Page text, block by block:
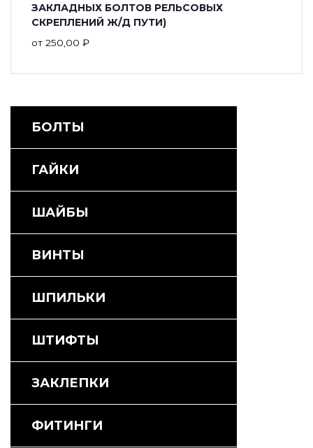
ЗАКЛАДНЫХ БОЛТОВ РЕЛЬСОВЫХ
СКРЕПЛЕНИЙ Ж/Д ПУТИ)
от 250,00 ₽
БОЛТЫ
ГАЙКИ
ШАЙБЫ
ВИНТЫ
ШПИЛЬКИ
ШТИФТЫ
ЗАКЛЕПКИ
ФИТИНГИ